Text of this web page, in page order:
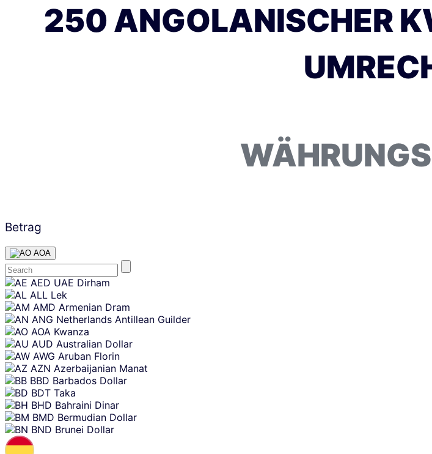
250 ANGOLANISCHER
Betrag
AOA
Skip
content
AED UAE Dirham
ALL Lek
AMD Armenian Dram
ANG Netherlands Antillean Guilder
AOA Kwanza
AUD Australian Dollar
AWG Aruban Florin
AZN Azerbaijanian Manat
BBD Barbados Dollar
BDT Taka
BHD Bahraini Dinar
BMD Bermudian Dollar
BND Brunei Dollar